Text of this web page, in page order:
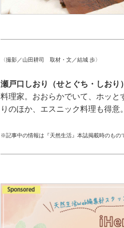
〈撮影／山田耕司 取材・文／結城 歩〉
瀬戸口しおり（せとぐち・しおり）
料理家。おおらかでいて、ホッと
りのほか、エスニック料理も得意。
※記事中の情報は『天然生活』本誌掲載時のもの